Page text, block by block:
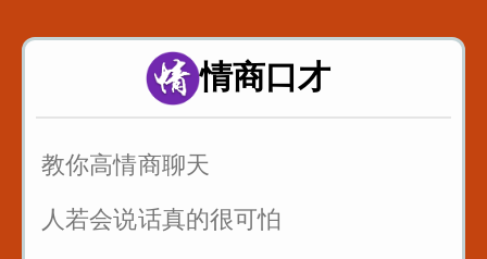
这样说提高成功率
情侣之间说这句话永远不分手
情商口才
教你高情商聊天
人若会说话真的很可怕